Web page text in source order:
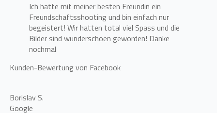
Ich hatte mit meiner besten Freundin ein
Freundschaftsshooting und bin einfach nur
begeistert! Wir hatten total viel Spass und die
Bilder sind wunderschoen geworden! Danke
nochmal
Kunden-Bewertung von Facebook
Borislav S.
Google